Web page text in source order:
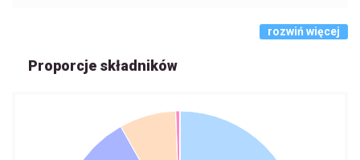
rozwiń więcej
Proporcje składników